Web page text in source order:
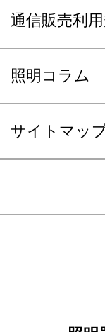
通信販売利
照明コラム
サイトマッ